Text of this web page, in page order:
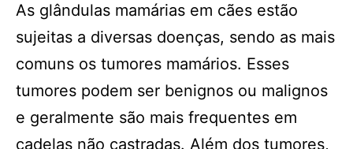
As glândulas mamárias em cães estão
sujeitas a diversas doenças, sendo as mais
comuns os tumores mamários. Esses
tumores podem ser benignos ou malignos
e geralmente são mais frequentes em
cadelas não castradas. Além dos tumores,